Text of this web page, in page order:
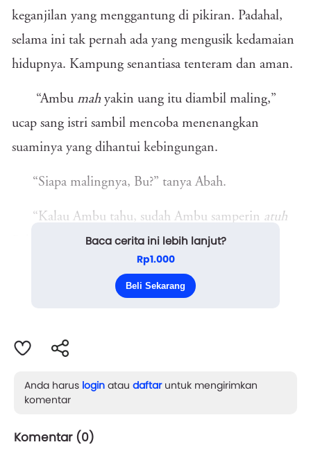
keganjilan yang menggantung di pikiran. Padahal,
selama ini tak pernah ada yang mengusik kedamaian
hidupnya. Kampung senantiasa tenteram dan aman.
“Ambu mah yakin uang itu diambil maling,”
ucap sang istri sambil mencoba menenangkan
suaminya yang dihantui kebingungan.
“Siapa malingnya, Bu?” tanya Abah.
“Kalau Ambu tahu, sudah Ambu samperin atuh
Bah malingnya,” ketus Ambu.
“Tapi masa maling masuk ke rumah cuma ambil
Baca cerita ini lebih lanjut?
Rp1.000
Beli Sekarang
Anda harus login atau daftaruntuk mengirimkan
komentar
Komentar (0)